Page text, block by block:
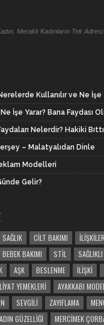
Meraklı Kadınların Tek Adresi
Kullanılır ve Ne İşe
İşe Yarar? Bana Faydası
Nelerdir? Hakiki
– Malatyalıdan Dinle
Modelleri
Gelir?
SAĞLIK CILT BAKIMI İLIŞKILER
BEBEK BAKIMI STIL
AŞK BESLENME İLIŞKI
YEMEKLERI
AYAKKABI
SEVGILI ZAYIFLAMA
GÜZELLIĞI MERCIMEK